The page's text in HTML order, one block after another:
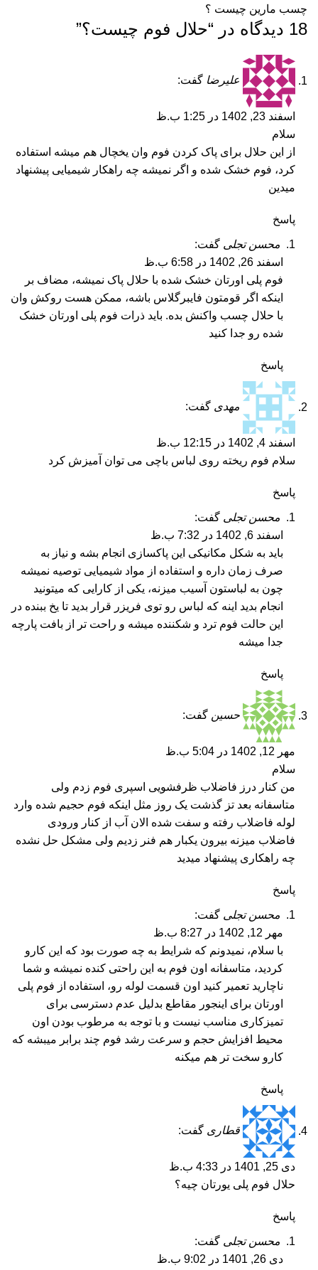
چسب مارین چیست ؟
18 دیدگاه در “ حلال فوم چیست؟”
علیرضا گفت:
اسفند 23, 1402 در 1:25 ب.ظ
سلام
از این حلال برای پاک کردن فوم وان یخچال هم میشه استفاده
کرد، فوم خشک شده و اگر نمیشه چه راهکار شیمیایی پیشنهاد
میدین
پاسخ
محسن تجلی گفت:
اسفند 26, 1402 در 6:58 ب.ظ
فوم پلی اورتان خشک شده با حلال پاک نمیشه، مضاف بر
اینکه اگر قومتون فایبرگلاس باشه، ممکن هست روکش وان
با حلال چسب واکنش بده. باید ذرات فوم پلی اورتان خشک
شده رو جدا کنید
پاسخ
مهدی گفت:
اسفند 4, 1402 در 12:15 ب.ظ
سلام فوم ریخته روی لباس باچی می توان آمیزش کرد
پاسخ
محسن تجلی گفت:
اسفند 6, 1402 در 7:32 ب.ظ
باید به شکل مکانیکی این پاکسازی انجام بشه و نیاز به
صرف زمان داره و استفاده از مواد شیمیایی توصیه نمیشه
چون به لباستون آسیب میزنه، یکی از کارایی که میتونید
انجام بدید اینه که لباس رو توی فریزر قرار بدید تا یخ ببنده در
این حالت فوم ترد و شکننده میشه و راحت تر از بافت پارچه
جدا میشه
پاسخ
حسین گفت:
مهر 12, 1402 در 5:04 ب.ظ
سلام
من کنار درز فاضلاب ظرفشویی اسپری فوم زدم ولی
متاسفانه بعد تز گذشت یک روز مثل اینکه فوم حجیم شده وارد
لوله فاضلاب رفته و سفت شده الان آب از کنار ورودی
فاضلاب میزنه بیرون یکبار هم فنر زدیم ولی مشکل حل نشده
چه راهکاری پیشنهاد میدید
پاسخ
محسن تجلی گفت:
مهر 12, 1402 در 8:27 ب.ظ
با سلام، نمیدونم که شرایط به چه صورت بود که این کارو
کردید، متاسفانه اون فوم به این راحتی کنده نمیشه و شما
ناچارید تعمیر کنید اون قسمت لوله رو، استفاده از فوم پلی
اورتان برای اینجور مقاطع بدلیل عدم دسترسی برای
تمیزکاری مناسب نیست و با توجه به مرطوب بودن اون
محیط افزایش حجم و سرعت رشد فوم چند برابر میبشه که
کارو سخت تر هم میکنه
پاسخ
قطاری گفت:
دی 25, 1401 در 4:33 ب.ظ
حلال فوم پلی یورتان چیه؟
پاسخ
محسن تجلی گفت:
دی 26, 1401 در 9:02 ب.ظ